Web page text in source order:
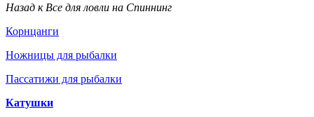
Назад к Все для ловли на Спиннинг
Корнцанги
Ножницы для рыбалки
Пассатижи для рыбалки
Катушки